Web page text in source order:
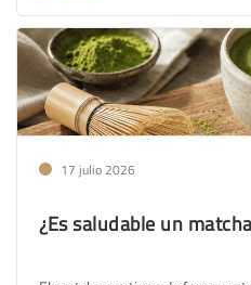
17 julio 2026
¿Es saludable un